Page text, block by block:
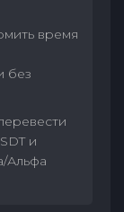
время
без
и
Альфа